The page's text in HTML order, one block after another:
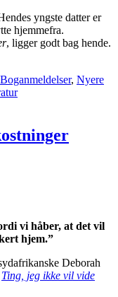
yngste datter er
hjemmefra.
, ligger godt bag hende.
Boganmeldelser, Nyere
vi håber, at det vil
hjem.”
Deborah
Ting, jeg ikke vil vide